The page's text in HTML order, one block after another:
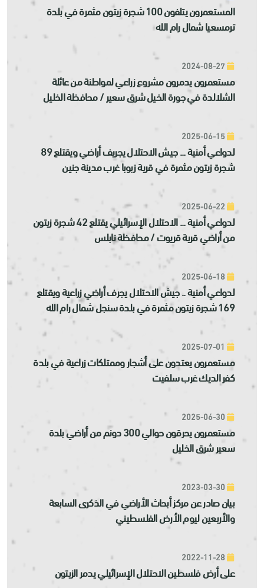
المستعمرون يتلفون 100 شجرة زيتون مثمرة في بلدة
ترمسعيا شمال رام الله
مستعمرون يدمرون مشروع زراعي لمواطنة من عائلة
الشلالدة في جورة الخيل شرق سعير / محافظة الخليل
لدواعي أمنية ... جيش الاحتلال يجريف أراضي ويقتلع 89
شجرة زيتون مثمرة في قرية زبوبا غرب مدينة جنين
لدواعي أمنية ... الاحتلال الإسرائيلي يقتلع 42 شجرة زيتون
من أراضي قرية قريوت / محافظة نابلس
لدواعي أمنية .. جيش الاحتلال يجرف أراضي زراعية ويقتلع
169 شجرة زيتون مثمرة في بلدة سنجل شمال رام الله
مستعمرون يعتدون على أشجار وممتلكات زراعية في بلدة
كفر الديك غرب سلفيت
مستعمرون يحرقون حوالي 300 دونم من أراضي بلدة
سعير شرق الخليل
بيان صادر عن مركز أبحاث الأراضي في الذكرى السابعة
والأربعين ليوم الأرض الفلسطيني
على أرض فلسطين الاحتلال الإسرائيلي يدمر الزيتون